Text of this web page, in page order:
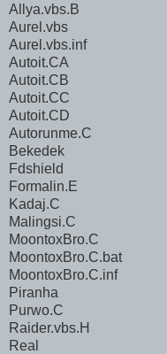
Allya.vbs.B
Aurel.vbs
Aurel.vbs.inf
Autoit.CA
Autoit.CB
Autoit.CC
Autoit.CD
Autorunme.C
Bekedek
Fdshield
Formalin.E
Kadaj.C
Malingsi.C
MoontoxBro.C
MoontoxBro.C.bat
MoontoxBro.C.inf
Piranha
Purwo.C
Raider.vbs.H
Real